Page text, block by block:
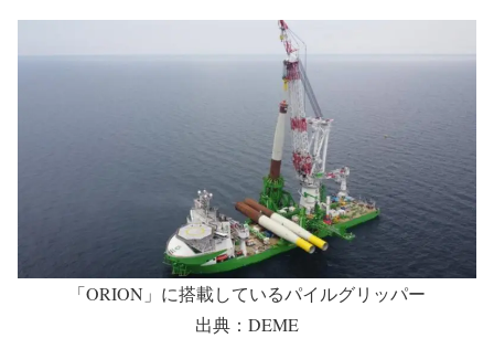
「ORION」に搭載しているパイルグリッパー
出典：DEME